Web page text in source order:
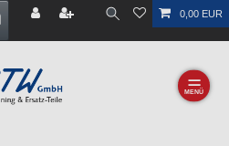
0,00 EUR
☰